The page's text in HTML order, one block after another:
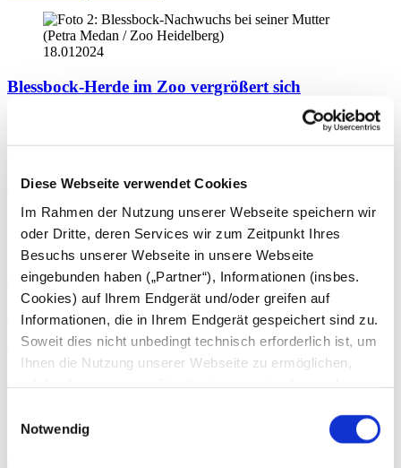
Diese Webseite verwendet Cookies
Im Rahmen der Nutzung unserer Webseite speichern wir
oder Dritte, deren Services wir zum Zeitpunkt Ihres
Besuchs unserer Webseite in unsere Webseite
eingebunden haben („Partner“), Informationen (insbes.
Cookies) auf Ihrem Endgerät und/oder greifen auf
Informationen, die in Ihrem Endgerät gespeichert sind zu.
Soweit dies nicht unbedingt technisch erforderlich ist, um
Ihnen die Nutzung unserer Webseite zu ermöglichen,
Erstellung von Statistiken über die Nutzung unserer
Webseite für uns, aber auch für die Partner zur eigenen
Notwendig
18.01 2024
Blessbock-Herde im Zoo vergrößert sich
Die Freude bei den Tierpflegern im Zoo Heidelberg ist groß: In der
Nacht vom 26. auf den 27. Dezember kam ein Blessbock-Junges
Pressemeldung weiterlesen
Mähnenrobbe Lola ist Dossenheims neues Patentier
Jahrelang zählte Mähnenrobbenbulle Atos zu den
Publikumslieblingen im Zoo Heidelberg. Als er am 16. Oktober
diesen Jahres im beachtlichen Alter von 18...
08.092023